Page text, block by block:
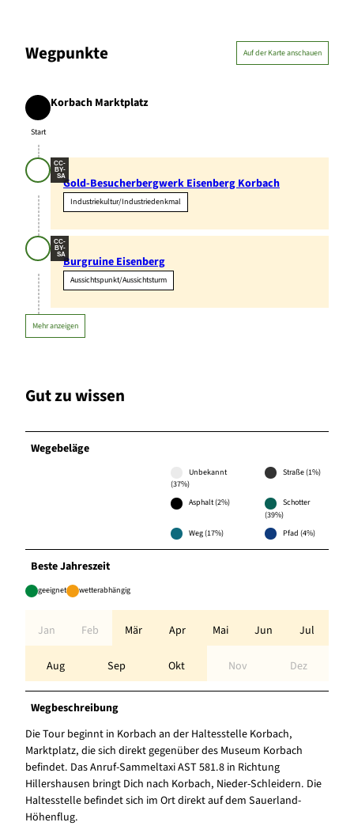
Wegpunkte Auf der Karte anschauen
Start
Start
Korbach Marktplatz
CC-
BY-
SAGold-Besucherbergwerk Eisenberg Korbach
Industriekultur/Industriedenkmal
CC-
BY-
SABurgruine Eisenberg
Aussichtspunkt/Aussichtsturm
Mehr anzeigen
Gut zu wissen
Wegebeläge
Unbekannt
(37%)
Straße (1%)
Asphalt (2%)
Schotter
(39%)
Weg (17%)
Pfad (4%)
Beste Jahreszeit
geeignet wetterabhängig
Jan Feb Mär Apr Mai Jun Jul
Aug Sep Okt Nov Dez
Wegbeschreibung
Die Tour beginnt in Korbach an der Haltesstelle Korbach,
Marktplatz, die sich direkt gegenüber des Museum Korbach
befindet. Das Anruf-Sammeltaxi AST 581.8 in Richtung
Hillershausen bringt Dich nach Korbach, Nieder-Schleidern. Die
Haltesstelle befindet sich im Ort direkt auf dem Sauerland-
Höhenflug.